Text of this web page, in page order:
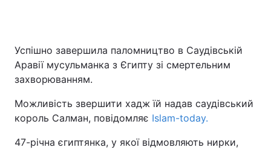
Головна Війна
Україна Політика
Успішно завершила паломництво в Саудівській
Аравії мусульманка з Єгипту зі смертельним
захворюванням.
Можливість звершити хадж їй надав саудівський
король Салман, повідомляє Islam-today.
47-річна єгиптянка, у якої відмовляють нирки,